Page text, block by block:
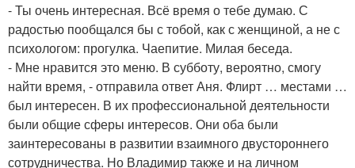
- Ты очень интересная. Всё время о тебе думаю. С
радостью пообщался бы с тобой, как с женщиной, а не с
психологом: прогулка. Чаепитие. Милая беседа.
- Мне нравится это меню. В субботу, вероятно, смогу
найти время, - отправила ответ Аня. Флирт … местами …
был интересен. В их профессиональной деятельности
были общие сферы интересов. Они оба были
заинтересованы в развитии взаимного двустороннего
сотрудничества. Но Владимир также и на личном